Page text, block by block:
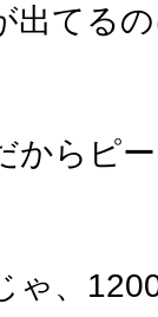
てる
からピ
ゃ、